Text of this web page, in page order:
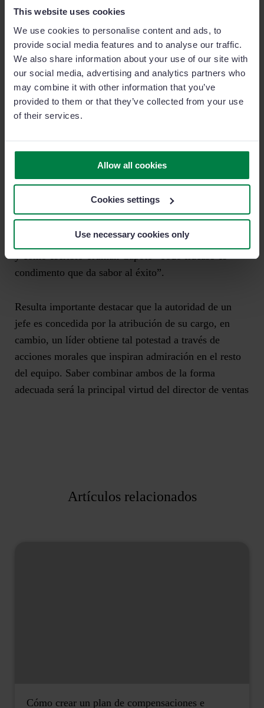
This website uses cookies
We use cookies to personalise content and ads, to
provide social media features and to analyse our traffic.
We also share information about your use of our site with
our social media, advertising and analytics partners who
may combine it with other information that you’ve
provided to them or that they’ve collected from your use
of their services.
Allow all cookies
Cookies settings
Use necessary cookies only
Cuando un líder predica con el ejemplo, está
comprensión de qué pasos son los óptimos para
obtener los mejores resultados. Del mismo modo,
realizar actividades deteam building,obtener
feedback del equipo o hacerles partícipes de las
decisiones tomadas, perfeccionarán la creación de
vínculos entre el director y su plantilla, creando así,
un ambiente laboral excelente.
comercial, consiste en sacar el mayor partido de su
equipo de ventas a través de un correcto trato humano
y haciendo partícipe a la plantilla de los éxitos de la
empresa aprendiendo de los fallos pasados. Porque tal
y como escribió Truman Capote “Todo fracaso es
condimento que da sabor al éxito”.
Resulta importante destacar que la autoridad de un
jefe es concedida por la atribución de su cargo, en
cambio, un líder obtiene tal potestad a través de
acciones morales que inspiran admiración en el resto
del equipo. Saber combinar ambos de la forma
adecuada será la principal virtud del director de ventas
Artículos relacionados
Cómo crear un plan de compensaciones e